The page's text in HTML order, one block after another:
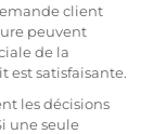
client
peuvent
de la
est satisfaisante.
les décisions
une seule